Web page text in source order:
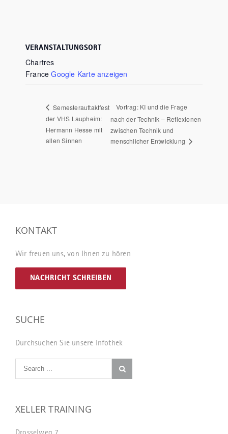
VERANSTALTUNGSORT
Chartres
France Google Karte anzeigen
Semesterauftaktfest
der VHS Laupheim:
Hermann Hesse mit
allen Sinnen
Vortrag: KI und die Frage
nach der Technik – Reflexionen
zwischen Technik und
menschlicher Entwicklung
KONTAKT
Wir freuen uns, von Ihnen zu hören
NACHRICHT SCHREIBEN
SUCHE
Durchsuchen Sie unsere Infothek
XELLER TRAINING